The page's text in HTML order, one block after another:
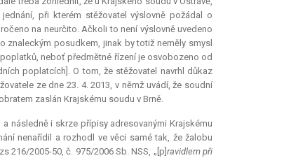
při kterém stěžovatel výslovně požádal o
na neurčito. Ačkoli to není výslovně uvedeno
znaleckým posudkem, jinak by totiž neměly smysl
neboť předmětné řízení je osvobozeno od
poplatcích]. O tom, že stěžovatel navrhl důkaz
ze dne 23. 4. 2013, v němž uvádí, že soudní
zaslán Krajskému soudu v Brně.
následně i skrze přípisy adresovanými Krajskému
nenařídil a rozhodl ve věci samé tak, že žalobu
216/2005-50, č. 975/2006 Sb. NSS, „[p] ravidlem při